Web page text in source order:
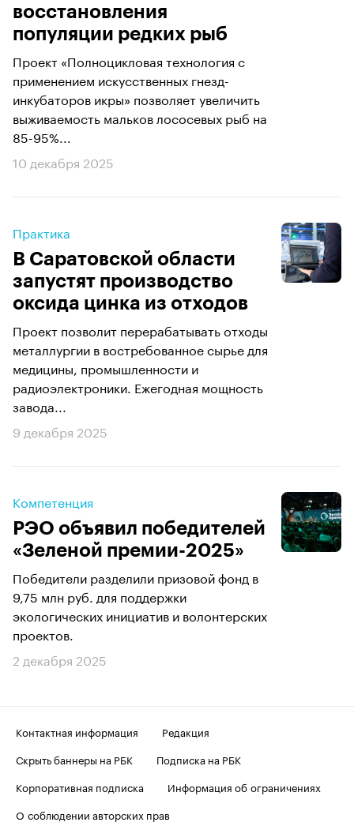
восстановления
популяции редких рыб
Проект «Полноцикловая технология с
применением искусственных гнезд-
инкубаторов икры» позволяет увеличить
выживаемость мальков лососевых рыб на
85-95%...
10 декабря 2025
Практика
В Саратовской области
запустят производство
оксида цинка из отходов
Проект позволит перерабатывать отходы
металлургии в востребованное сырье для
медицины, промышленности и
радиоэлектроники. Ежегодная мощность
завода...
9 декабря 2025
Компетенция
РЭО объявил победителей
«Зеленой премии-2025»
Победители разделили призовой фонд в
9,75 млн руб. для поддержки
экологических инициатив и волонтерских
проектов.
2 декабря 2025
Контактная информация
Редакция
Скрыть баннеры на РБК
Подписка на РБК
Корпоративная подписка
Информация об ограничениях
О соблюдении авторских прав